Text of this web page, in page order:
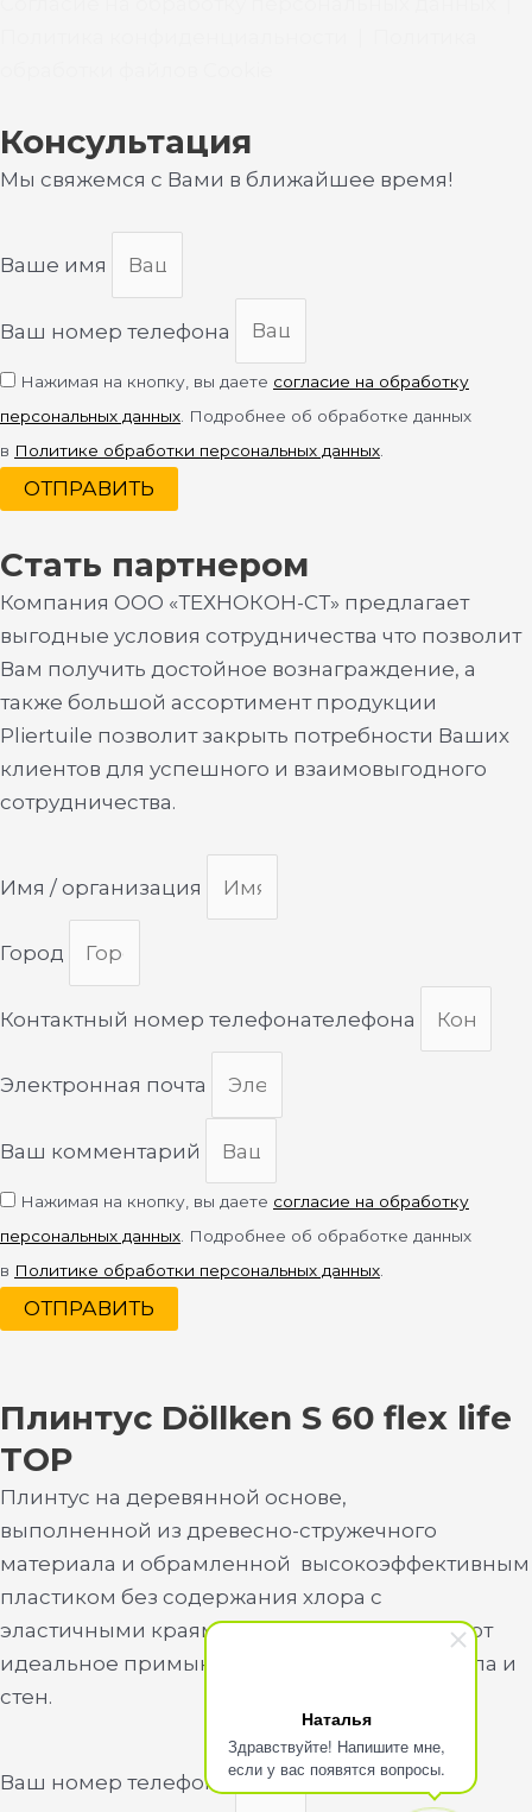
Наталья
Здравствуйте! Напишите мне,
если у вас появятся вопросы.
Консультация
Мы свяжемся с Вами в ближайшее время!
Ваше имя
Ваш номер телефона
Нажимая на кнопку, вы даете согласие на обработку
персональных данных . Подробнее об обработке данных
в Политике обработки персональных данных
ОТПРАВИТЬ
Стать партнером
Компания ООО «ТЕХНОКОН-СТ» предлагает
выгодные условия сотрудничества что позволит
Вам получить достойное вознаграждение, а
также большой ассортимент продукции
Pliertuile позволит закрыть потребности Ваших
клиентов для успешного и взаимовыгодного
сотрудничества.
Имя / организация
Город
Контактный номер телефонателефона
Электронная почта
Ваш комментарий
Нажимая на кнопку, вы даете согласие на обработку
персональных данных. Подробнее об обработке данных
в Политике обработки персональных данных.
ОТПРАВИТЬ
Плинтус Döllken S 60 flex life
TOP
Плинтус на деревянной основе,
выполненной из древесно-стружечного
материала и обрамленной высокоэффективным
пластиком без содержания хлора с
эластичными краями, которые обеспечивают
идеальное примыкание к поверхностям пола и
стен.
Ваш номер телефона